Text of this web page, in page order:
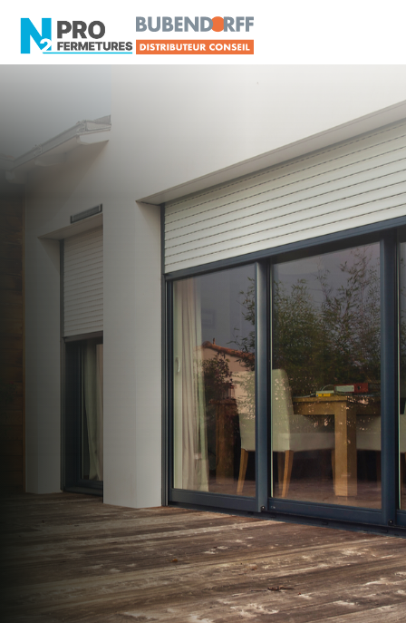
MAINE-ET-LOIRE -
Volet roulant
Nueil-sur-Layon
Artisan, Menuisier, TPE ou PME proche de Nueil-
sur-Layon ?
N2PRO Fermetures est votre référent Volet
roulant officiel pour vous apporter : Tarifs directs
usines sans minimum d'achat - Assistance
technique chantier et service réactif avec
07 83 35 69 17
MON DEVIS MOTEUR
Voir tous nos produits